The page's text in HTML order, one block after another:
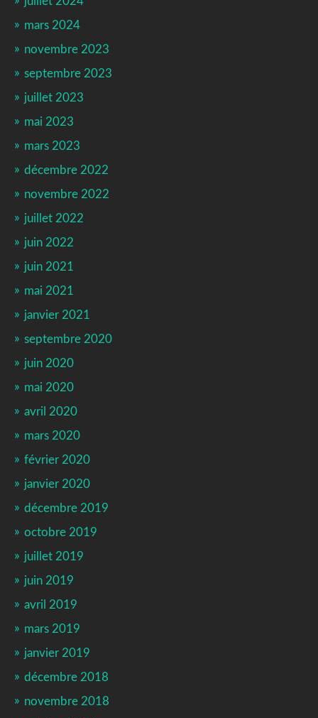
mars 2024
novembre 2023
septembre 2023
juillet 2023
mai 2023
mars 2023
décembre 2022
novembre 2022
juillet 2022
juin 2022
juin 2021
mai 2021
janvier 2021
septembre 2020
juin 2020
mai 2020
avril 2020
mars 2020
février 2020
janvier 2020
décembre 2019
octobre 2019
juillet 2019
juin 2019
avril 2019
mars 2019
janvier 2019
décembre 2018
novembre 2018